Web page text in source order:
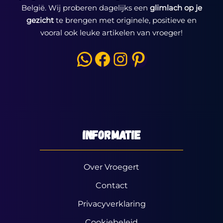
België. Wij proberen dagelijks een glimlach op je
gezichtte brengen met originele, positieve en
vooral ook leuke artikelen van vroeger!
WhatsApp
Facebook
Instagram
Pinterest
Informatie
Over Vroegert
Contact
Privacyverklaring